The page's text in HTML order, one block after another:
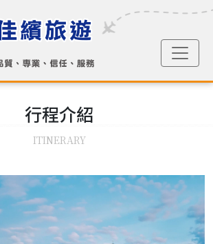
行程介紹
ITINERARY